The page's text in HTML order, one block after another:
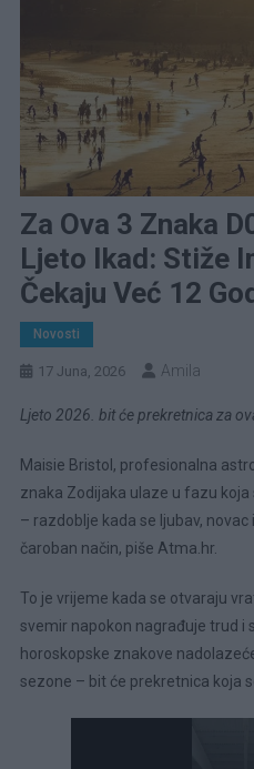
Za Ova 3 Znaka
Ljeto Ikad: Stiže
Čekaju Već 12
Novosti
17 Juna, 2026 Amila
Ljeto 2026. bit će prekretnica za
Maisie Bristol, profesionalna
znaka Zodijaka ulaze u fazu
– razdoblje kada se ljubav,
čaroban način, piše Atma.hr.
To je vrijeme kada se otvaraju
svemir napokon nagrađuje trud i
horoskopske znakove
sezone – bit će prekretnica koja